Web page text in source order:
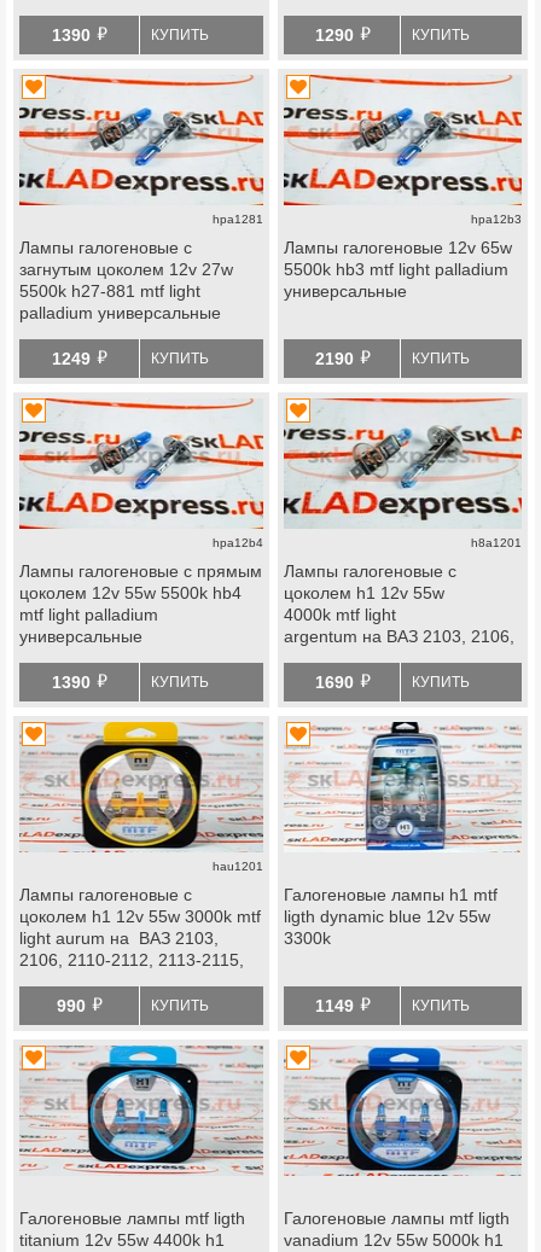
1390 й КУПИТЬ 1290 й КУПИТЬ
hpa1281
Лампы галогеновые с
загнутым цоколем 12v 27w
5500k h27-881 mtf light
palladium универсальные
1249 й КУПИТЬ
hpa12b3
Лампы галогеновые 12v 65w
5500k hb3 mtf light palladium
универсальные
2190 й КУПИТЬ
hpa12b4
Лампы галогеновые с прямым
цоколем 12v 55w 5500k hb4
mtf light palladium
универсальные
1390 й КУПИТЬ
h8a1201
Лампы галогеновые с
цоколем h1 12v 55w
4000k mtf light
argentum на ВАЗ 2103, 2106,
Калина, Калина 2, Приора,
Веста, Икс Рей, Лада Нива
2123, Шевроле Нива
1690 й КУПИТЬ
hau1201
Лампы галогеновые с
цоколем h1 12v 55w 3000k mtf
light aurum на ВАЗ 2103,
2106, 2110-2112, 2113-2115,
Приора, Веста, Икс Рей, Лада
Нива 2123, Шевроле Нива
990 й КУПИТЬ
Галогеновые лампы h1 mtf
ligth dynamic blue 12v 55w
3300k
1149 й КУПИТЬ
Галогеновые лампы mtf ligth
titanium 12v 55w 4400k h1
Галогеновые лампы mtf ligth
vanadium 12v 55w 5000k h1